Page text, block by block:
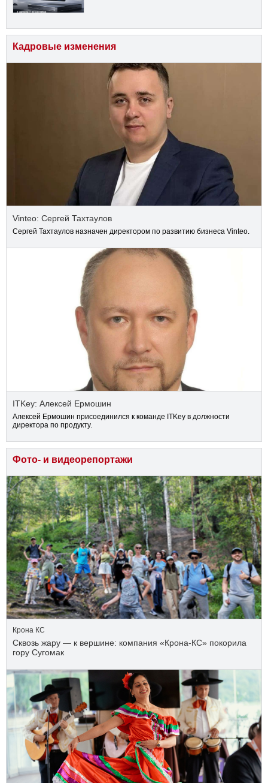
Кадровые изменения
Vinteo: Сергей Тахтаулов
Сергей Тахтаулов назначен директором по развитию бизнеса Vinteo.
ITKey: Алексей Ермошин
Алексей Ермошин присоединился к команде ITKey в должности
директора по продукту.
Фото- и видеорепортажи
Крона КС
Сквозь жару — к вершине: компания «Крона‑КС» покорила
гору Сугомак